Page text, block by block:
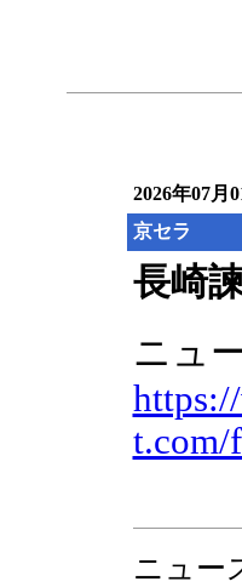
2026年07月
京セラ
長崎
ニュ
t.com/
ニュー